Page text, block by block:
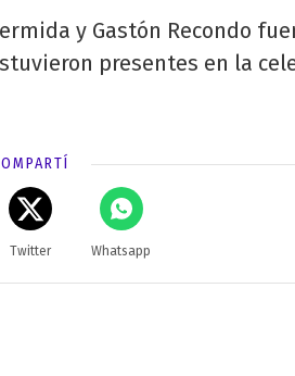
y Gastón Recondo
presentes en la
Twitter Whatsapp